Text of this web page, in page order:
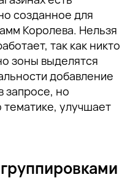
созданное для
Королева. Нельзя
так как никто
зоны выделятся
добавление
запросе, но
улучшает